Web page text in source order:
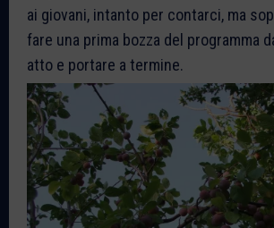
ai giovani, intanto per contarci, ma
fare una prima bozza del programma
atto e portare a termine.